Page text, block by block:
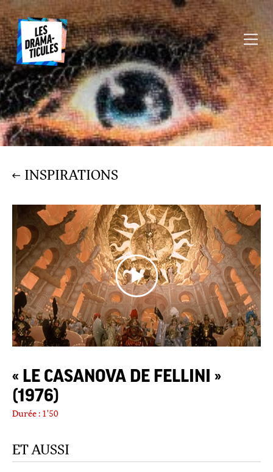
INSPIRATIONS
« LE CASANOVA DE FELLINI »
(1976)
Durée : 1'50
ET AUSSI